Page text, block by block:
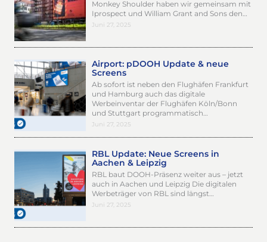
Monkey Shoulder haben wir gemeinsam mit
Iprospect und William Grant and Sons den…
Juni 27, 2025
Airport: pDOOH Update & neue
Screens
Ab sofort ist neben den Flughäfen Frankfurt
und Hamburg auch das digitale
Werbeinventar der Flughäfen Köln/Bonn
und Stuttgart programmatisch…
Juni 27, 2025
RBL Update: Neue Screens in
Aachen & Leipzig
RBL baut DOOH-Präsenz weiter aus – jetzt
auch in Aachen und Leipzig Die digitalen
Werbeträger von RBL sind längst…
Juni 27, 2025